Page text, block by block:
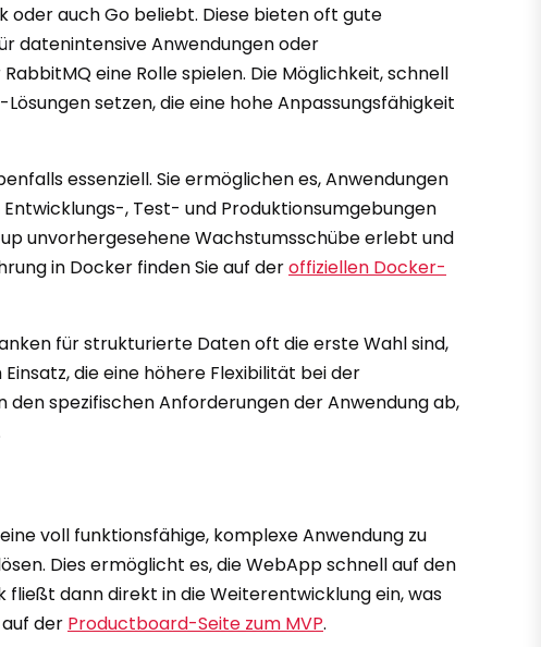
oder auch Go beliebt. Diese bieten oft gute
datenintensive Anwendungen oder
eine Rolle spielen. Die Möglichkeit, schnell
setzen, die eine hohe Anpassungsfähigkeit
essenziell. Sie ermöglichen es, Anwendungen
, Test- und Produktionsumgebungen
unvorhergesehene Wachstumsschübe erlebt und
in Docker finden Sie auf deroffiziellen Docker-
für strukturierte Daten oft die erste Wahl sind,
die eine höhere Flexibilität bei der
spezifischen Anforderungen der Anwendung ab,
voll funktionsfähige, komplexe Anwendung zu
Dies ermöglicht es, die WebApp schnell auf den
fließt dann direkt in die Weiterentwicklung ein, was
der Productboard-Seite zum MVP.